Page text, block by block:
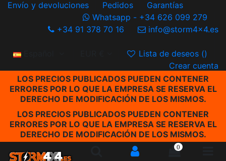
Envío y devoluciones Pedidos
Garantías
Whatsapp - +34 626 099 279
+34 91 378 70 16
info@storm4x4.es
Español Lista de deseos ()
Crear cuenta
LOS PRECIOS PUBLICADOS PUEDEN CONTENER
ERRORES POR LO QUE LA EMPRESA SE RESERVA EL
DERECHO DE MODIFICACIÓN DE LOS MISMOS.
LOS PRECIOS PUBLICADOS PUEDEN CONTENER
ERRORES POR LO QUE LA EMPRESA SE RESERVA EL
DERECHO DE MODIFICACIÓN DE LOS MISMOS.
0